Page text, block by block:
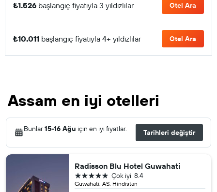
₺1.526 başlangıç fiyatıyla 3 yıldızlılar Otel Ara
₺10.011 başlangıç fiyatıyla 4+ yıldızlılar Otel Ara
Assam en iyi otelleri
Bunlar15-16 Ağu için en iyi fiyatlar. Tarihleri değiştir
Radisson Blu Hotel Guwahati
Guwahati, AS, Hindistan
8.4
Çok iyi
5 yıldız